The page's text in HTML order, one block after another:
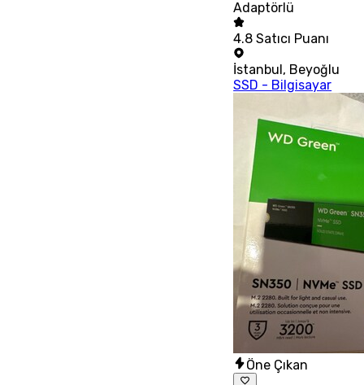
Adaptörlü
4.8 Satıcı Puanı
İstanbul, Beyoğlu
SSD - Bilgisayar
Öne Çıkan